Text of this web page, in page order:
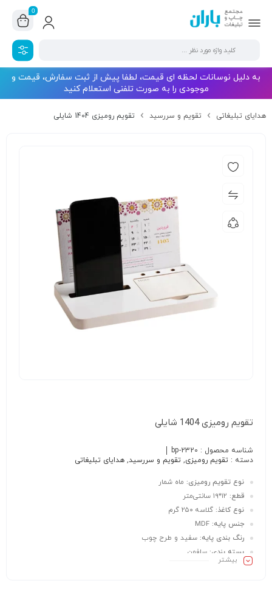
0
به دلیل نوسانات لحظه ای قیمت، لطفا پیش از ثبت سفارش، قیمت و
موجودی را به صورت تلفنی استعلام کنید
هدایای تبلیغاتی تقویم و سررسید تقویم رومیزی 1404 شایلی
تقویم رومیزی 1404 شایلی
شناسه محصول : bp-2320
دسته : تقویم رومیزی, تقویم و سررسید, هدایای تبلیغاتی
نوع تقویم رومیزی: ماه شمار
قطع:
نوع کاغذ: گلاسه ۲۵۰ گرم
جنس پایه:
رنگ بندی پایه: سفید و طرح چوب
بسته بندی: سلفون
بیشـتر